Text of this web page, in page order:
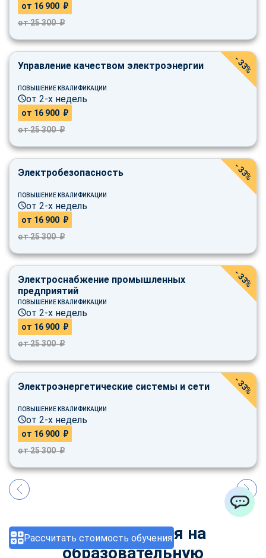
Рассчитать стоимость обучения
от 16 900 ₽
от 25 300 ₽
Управление качеством электроэнергии
ПОВЫШЕНИЕ КВАЛИФИКАЦИИ
от 2-х недель
от 16 900 ₽
от 25 300 ₽
- 33%
Электробезопасность
ПОВЫШЕНИЕ КВАЛИФИКАЦИИ
от 2-х недель
от 16 900 ₽
от 25 300 ₽
- 33%
Электроснабжение промышленных
предприятий
ПОВЫШЕНИЕ КВАЛИФИКАЦИИ
от 2-х недель
от 16 900 ₽
от 25 300 ₽
- 33%
Электроэнергетические системы и сети
ПОВЫШЕНИЕ КВАЛИФИКАЦИИ
от 2-х недель
от 16 900 ₽
от 25 300 ₽
- 33%
Наша лицензия на
образовательную
ChatApp
Мессенджеры
Свяжитесь с нами через любой удобный мессенджер!
Telegram
Vkontakte EMail
Max